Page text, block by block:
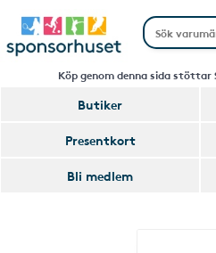
Köp genom denna sida stöttar
Butiker
Presentkort
Bli medlem